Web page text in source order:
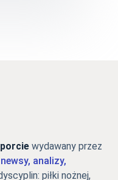
wydawany przez
newsy, analizy,
piłki nożnej,